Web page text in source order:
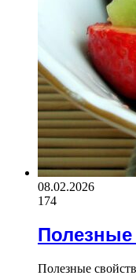
08.02.2026
174
Полезные
Полезные